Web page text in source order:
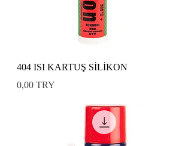
404 ISI KARTUŞ SİLİKON
Preis
0,00 TRY